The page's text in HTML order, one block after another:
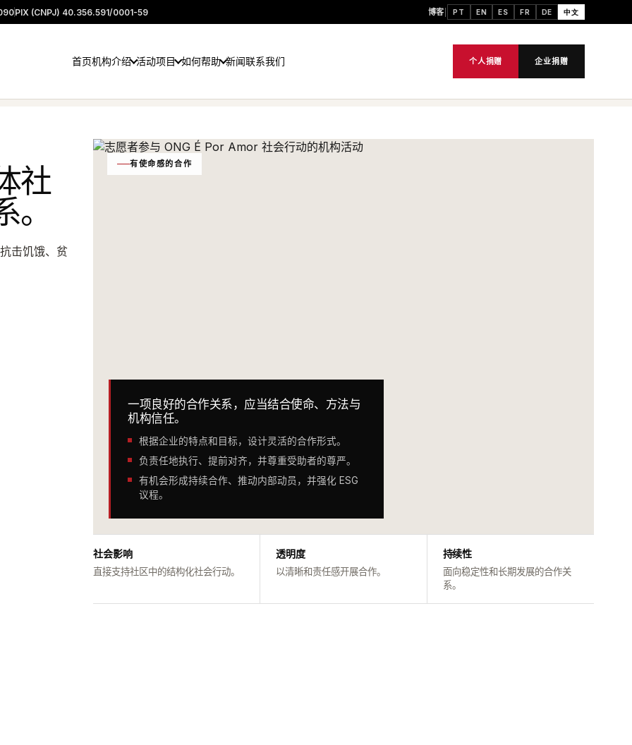
PIX (CNPJ) 40.356.591/0001-59 博客 PT EN ES FR DE 中文
首页机构介绍 活动项目 如何帮助 新闻联系我们 个人捐赠 企业捐赠
社
击饥饿、贫
有使命感的合作
一项良好的合作关系，应当结合使命、方法与
机构信任。
根据企业的特点和目标，设计灵活的合作形式。
负责任地执行、提前对齐，并尊重受助者的尊严。
有机会形成持续合作、推动内部动员，并强化 ESG
议程。
社会影响
直接支持社区中的结构化社会行动。
透明度
以清晰和责任感开展合作。
持续性
面向稳定性和长期发展的合作关
系。